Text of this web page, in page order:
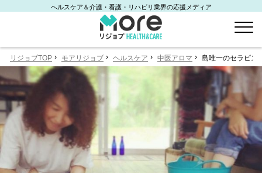
ヘルスケア＆介護・看護・リハビリ業界の応援メディア
リジョブTOP モアリジョブ ヘルスケア 中医アロマ 島唯一のセラピス